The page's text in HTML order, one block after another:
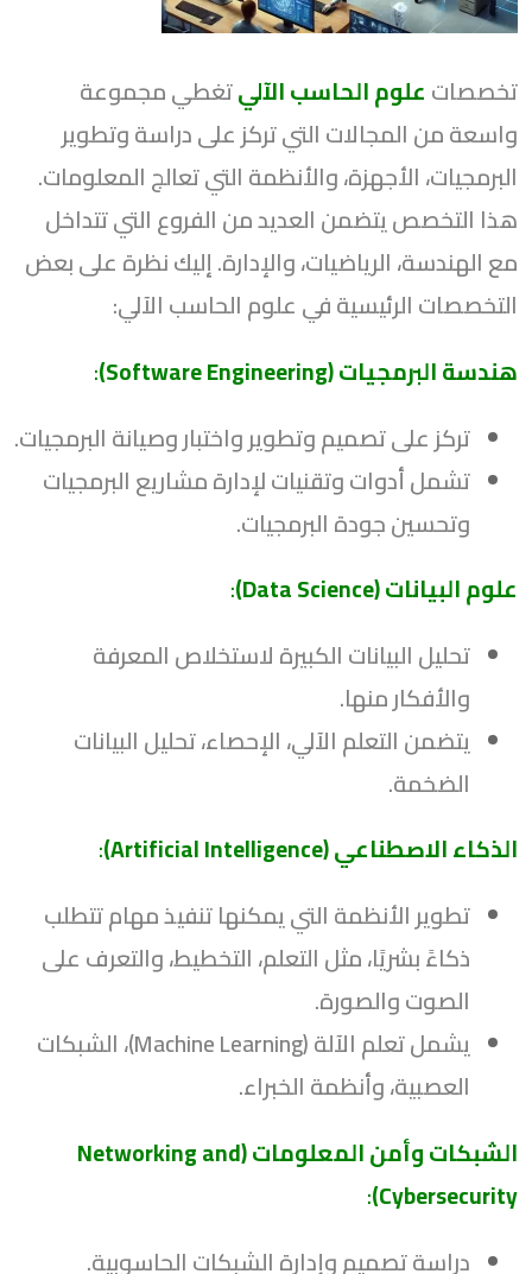
تخصصاتعلوم الحاسب الآليتغطي مجموعة
واسعة من المجالات التي تركز على دراسة وتطوير
البرمجيات، الأجهزة، والأنظمة التي تعالج المعلومات.
هذا التخصص يتضمن العديد من الفروع التي تتداخل
مع الهندسة، الرياضيات، والإدارة. إليك نظرة على بعض
التخصصات الرئيسية في علوم الحاسب الآلي:
هندسة البرمجيات (Software Engineering)
:
تركز على تصميم وتطوير واختبار وصيانة البرمجيات.
تشمل أدوات وتقنيات لإدارة مشاريع البرمجيات
وتحسين جودة البرمجيات.
علوم البيانات (Data Science)
:
تحليل البيانات الكبيرة لاستخلاص المعرفة
والأفكار منها.
يتضمن التعلم الآلي، الإحصاء، تحليل البيانات
الضخمة.
الذكاء الاصطناعي (Artificial Intelligence)
:
تطوير الأنظمة التي يمكنها تنفيذ مهام تتطلب
ذكاءً بشريًا، مثل التعلم، التخطيط، والتعرف على
الصوت والصورة.
يشمل تعلم الآلة (Machine Learning)، الشبكات
العصبية، وأنظمة الخبراء.
الشبكات وأمن المعلومات (Networking and
Cybersecurity)
:
دراسة تصميم وإدارة الشبكات الحاسوبية.